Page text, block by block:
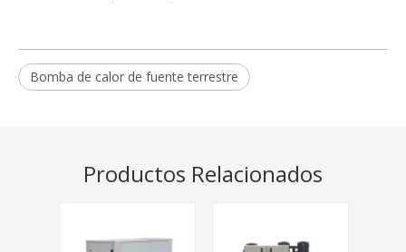
Bomba de calor de fuente terrestre
Productos Relacionados